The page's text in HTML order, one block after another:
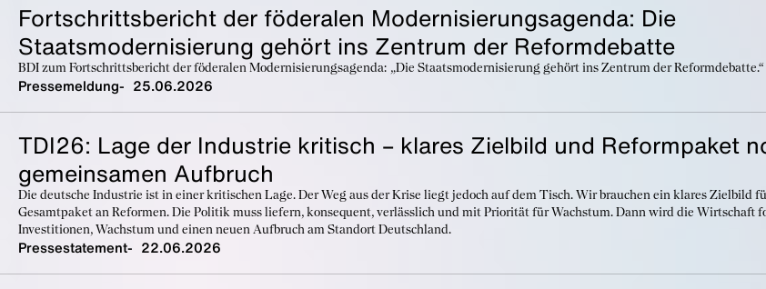
Fortschrittsbericht der föderalen Modernisierungsagenda: Die
Staatsmodernisierung gehört ins Zentrum der Reformdebatte
BDI zum Fortschrittsbericht der föderalen Modernisierungsagenda: „Die Staatsmodernisierung gehört ins Zentrum der Reformdebatte.“
Pressemeldung 25.06.2026
TDI26: Lage der Industrie kritisch – klares Zielbild und Reformpaket
gemeinsamen Aufbruch
Die deutsche Industrie ist in einer kritischen Lage. Der Weg aus der Krise liegt jedoch auf dem Tisch. Wir brauchen ein klares Zielbild
Gesamtpaket an Reformen. Die Politik muss liefern, konsequent, verlässlich und mit Priorität für Wachstum. Dann wird die Wirtschaft
Investitionen, Wachstum und einen neuen Aufbruch am Standort Deutschland.
Pressestatement 22.06.2026